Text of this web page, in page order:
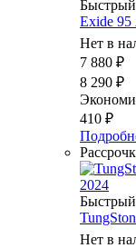
Exide
Нет в
7 880 ₽
8 290 ₽
410 ₽
Нет в